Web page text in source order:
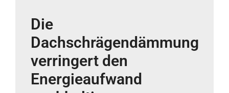
Die
Dachschrägendämmung
verringert den
Energieaufwand